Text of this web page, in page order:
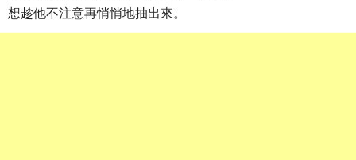
想趁他不注意再悄悄地抽出來。